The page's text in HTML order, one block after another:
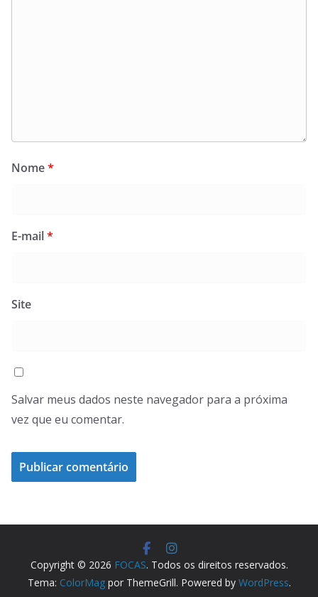
Nome*
E-mail*
Site
Salvar meus dados neste navegador para a próxima
vez que eu comentar.
Copyright © 2026 FOCAS. Todos os direitos reservados.
Tema: ColorMagpor ThemeGrill. Powered by WordPress.